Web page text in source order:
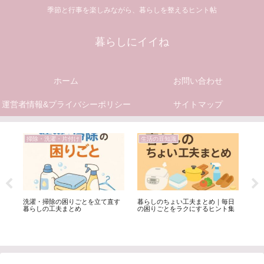
季節と行事を楽しみながら、暮らしを整えるヒント帖
暮らしにイイね
ホーム お問い合わせ
運営者情報&プライバシーポリシー サイトマップ
掃除・洗濯・片付け
洗濯・掃除の困りごとを立て直す
暮らしの工夫まとめ
生活の豆知識
暮らしのちょい工夫まとめ｜毎日
の困りごとをラクにするヒント集